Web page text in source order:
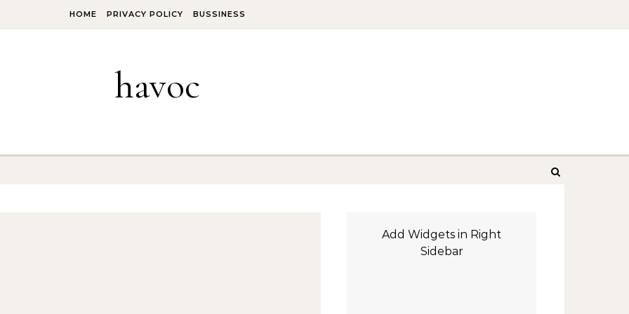
HOME PRIVACY POLICY BUSSINESS
havoc
Add Widgets in Right
Sidebar